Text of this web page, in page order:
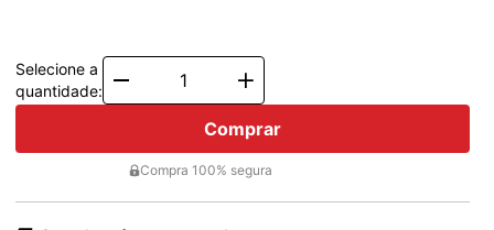
Selecione a
quantidade:
Comprar
Compra 100% segura